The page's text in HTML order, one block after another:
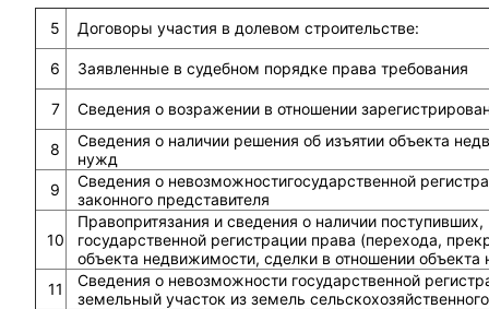
5 Договоры участия в долевом строительстве:
6 Заявленные в судебном порядке права требования
7 Сведения о возражении в отношении
8
Сведения о наличии решения об изъятии объекта
нужд
9
Сведения о невозможностигосударственной
законного представителя
10
Правопритязания и сведения о наличии
государственной регистрации права (перехода,
объекта недвижимости, сделки в отношении
11
Сведения о невозможности государственной
земельный участок из земель